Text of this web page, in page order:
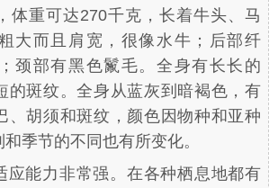
体重可达270千克，长着牛头、马
大而且肩宽，很像水牛；后部纤
颈部有黑色鬣毛。全身有长长的
的斑纹。全身从蓝灰到暗褐色，有
、胡须和斑纹，颜色因物种和亚种
季节的不同也有所变化。
应能力非常强。在各种栖息地都有